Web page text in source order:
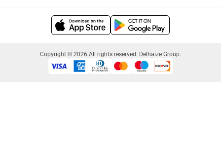
Copyright © 2026 All rights reserved. Delhaize Group.